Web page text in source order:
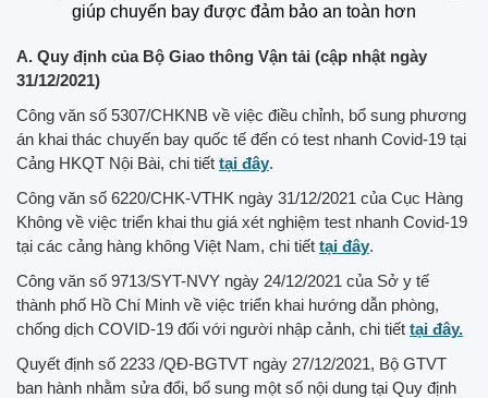
giúp chuyến bay được đảm bảo an toàn hơn
A. Quy định của Bộ Giao thông Vận tải (cập nhật ngày
31/12/2021)
Công văn số 5307/CHKNB về việc điều chỉnh, bổ sung phương
án khai thác chuyến bay quốc tế đến có test nhanh Covid-19 tại
Cảng HKQT Nội Bài, chi tiết tại đây.
Công văn số 6220/CHK-VTHK ngày 31/12/2021 của Cục Hàng
Không về việc triển khai thu giá xét nghiệm test nhanh Covid-19
tại các cảng hàng không Việt Nam, chi tiết tại đây.
Công văn số 9713/SYT-NVY ngày 24/12/2021 của Sở y tế
thành phố Hồ Chí Minh về việc triển khai hướng dẫn phòng,
chống dịch COVID-19 đối với người nhập cảnh, chi tiết tại đây.
Quyết định số 2233 /QĐ-BGTVT ngày 27/12/2021, Bộ GTVT
ban hành nhằm sửa đổi, bổ sung một số nội dung tại Quy định